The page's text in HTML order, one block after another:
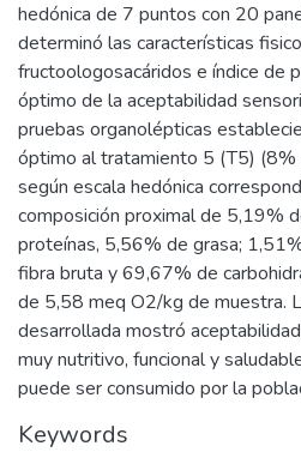
hedónica de 7 puntos con 20
determinó las características
fructoologosacáridos e índice de
óptimo de la aceptabilidad
pruebas organolépticas
óptimo al tratamiento 5 (T5) (8%
según escala hedónica
composición proximal de 5,19%
proteínas, 5,56% de grasa;
fibra bruta y 69,67% de
de 5,58 meq O2/kg de muestra.
desarrollada mostró
muy nutritivo, funcional y
puede ser consumido por la
Keywords